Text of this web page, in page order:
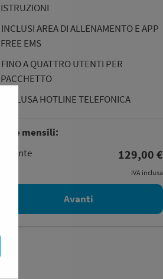
ISTRUZIONI
INCLUSI AREA DI ALLENAMENTO E APP
FREE EMS
FINO A QUATTRO UTENTI PER
PACCHETTO
INCLUSA HOTLINE TELEFONICA
mensili:
utente 129,00 €
IVA inclusa
Avanti